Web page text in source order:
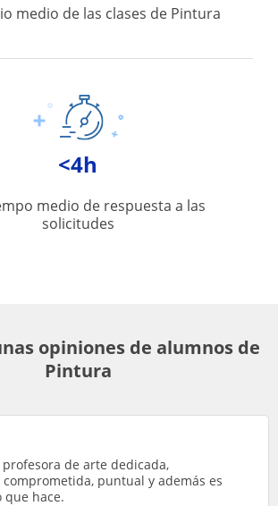
medio de las clases de Pintura
<4h
medio de respuesta a las
solicitudes
opiniones de alumnos de
Pintura
de arte dedicada,
comprometida, puntual y además es
que hace.